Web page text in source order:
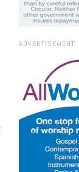
ADVERTISEMENT